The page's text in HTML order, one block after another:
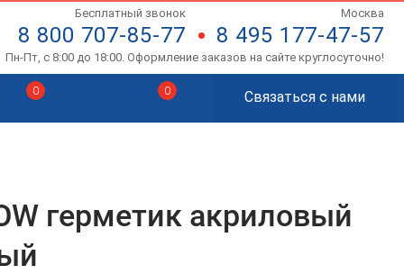
Москва
8 495 177-47-57
Бесплатный звонок
8 800 707-85-77
Пн-Пт, с 8:00 до 18:00. Оформление заказов на сайте круглосуточно!
Связаться с нами
0 0
герметик акриловый